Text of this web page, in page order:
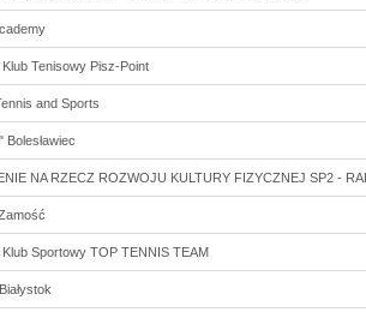
Tenisowy Pisz-Point
and Sports
Bolesławiec
NA RZECZ ROZWOJU KULTURY FIZYCZNEJ SP2 -
Sportowy TOP TENNIS TEAM